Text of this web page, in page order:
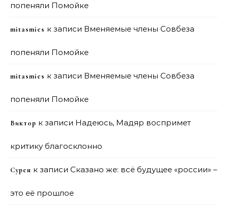
попеняли Помойке
mitasmies к записи Вменяемые члены Совбеза
попеняли Помойке
mitasmies к записи Вменяемые члены Совбеза
попеняли Помойке
Виктор к записи Надеюсь, Мадяр воспримет
критику благосклонно
Сурен к записи Сказано же: всё будущее «россии» –
это её прошлое